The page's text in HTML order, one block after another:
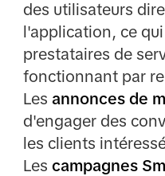
des utilisateurs
l'application, ce
prestataires de
fonctionnant par
Les annonces de
d'engager des
les clients
Les campagnes